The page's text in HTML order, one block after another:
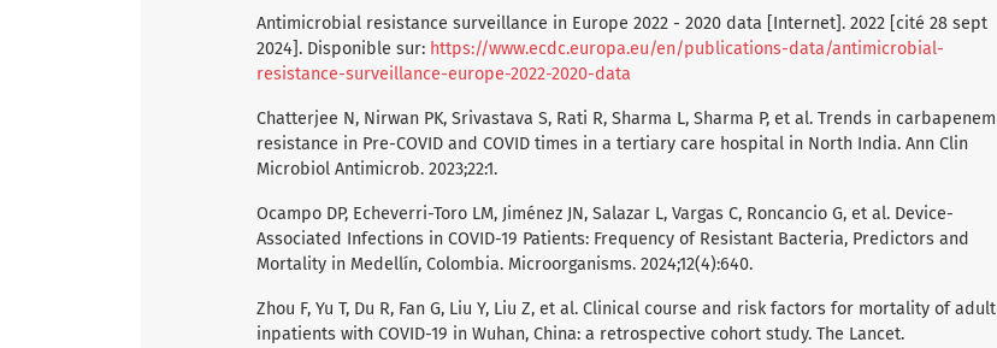
Antimicrobial resistance surveillance in Europe 2022 - 2020 data [Internet]. 2022 [cité 28 sept
2024]. Disponible sur: https://www.ecdc.europa.eu/en/publications-data/antimicrobial-
resistance-surveillance-europe-2022-2020-data
Chatterjee N, Nirwan PK, Srivastava S, Rati R, Sharma L, Sharma P, et al. Trends in carbapenem
resistance in Pre-COVID and COVID times in a tertiary care hospital in North India. Ann Clin
Microbiol Antimicrob. 2023;22:1.
Ocampo DP, Echeverri-Toro LM, Jiménez JN, Salazar L, Vargas C, Roncancio G, et al. Device-
Associated Infections in COVID-19 Patients: Frequency of Resistant Bacteria, Predictors and
Mortality in Medellín, Colombia. Microorganisms. 2024;12(4):640.
Zhou F, Yu T, Du R, Fan G, Liu Y, Liu Z, et al. Clinical course and risk factors for mortality of adult
inpatients with COVID-19 in Wuhan, China: a retrospective cohort study. The Lancet.